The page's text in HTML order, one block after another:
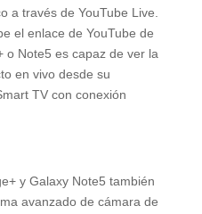
a través de YouTube Live.
el enlace de YouTube de
o Note5 es capaz de ver la
en vivo desde su
TV con conexión
y Galaxy Note5 también
avanzado de cámara de